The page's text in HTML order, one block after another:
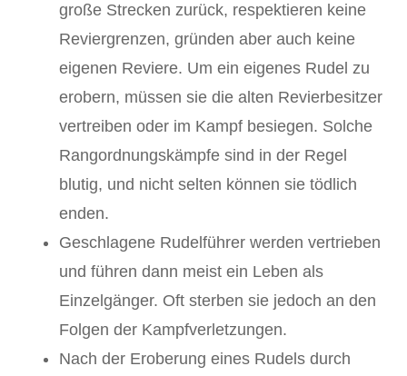
große Strecken zurück, respektieren keine
Reviergrenzen, gründen aber auch keine
eigenen Reviere. Um ein eigenes Rudel zu
erobern, müssen sie die alten Revierbesitzer
vertreiben oder im Kampf besiegen. Solche
Rangordnungskämpfe sind in der Regel
blutig, und nicht selten können sie tödlich
enden.
Geschlagene Rudelführer werden vertrieben
und führen dann meist ein Leben als
Einzelgänger. Oft sterben sie jedoch an den
Folgen der Kampfverletzungen.
Nach der Eroberung eines Rudels durch